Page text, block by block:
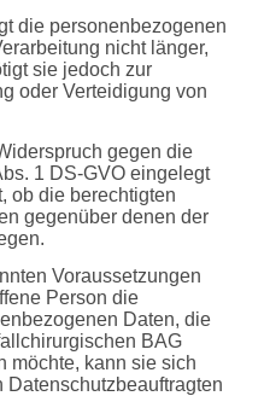
die personenbezogenen
nicht länger,
sie jedoch zur
oder Verteidigung von
gegen die
1 DS-GVO eingelegt
ob die berechtigten
gegenüber denen der
Voraussetzungen
Person die
Daten, die
BAG
möchte, kann sie sich
Datenschutzbeauftragten